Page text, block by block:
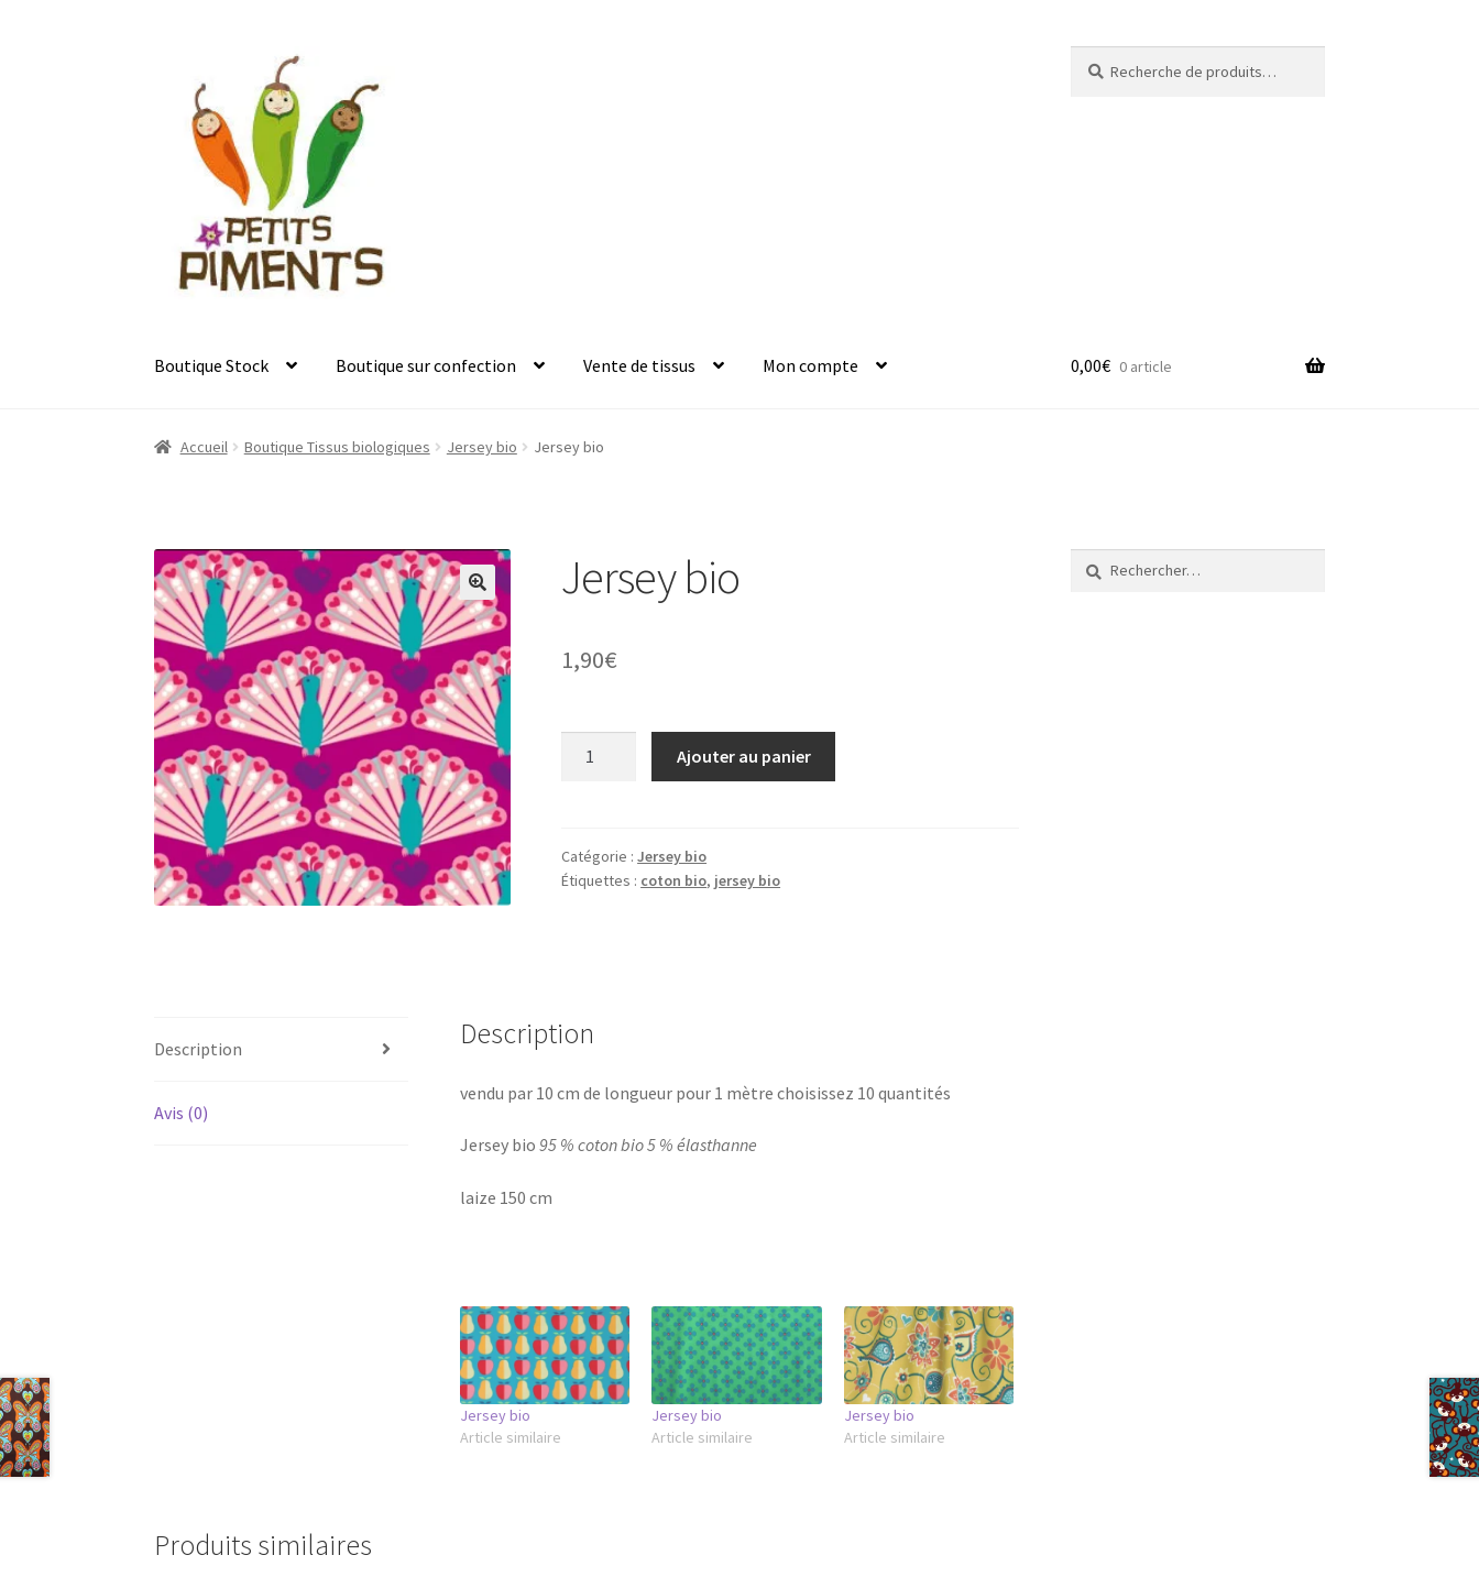
navigation
contenu
pour :
Boutique Stock Boutique sur confection Vente de tissus Mon compte 0,00€ 0 article
Accueil Boutique Tissus biologiques Jersey bio Jersey bio
Jersey bio
1,90€
Ajouter au panier
Catégorie :Jersey bio
Étiquettes : coton bio, jersey bio
Description
Avis (0)
Description
vendu par 10 cm de longueur pour 1 mètre choisissez 10 quantités
Jersey bio 95 % coton bio 5 % élasthanne
laize 150 cm
Jersey bio
Article similaire
Jersey bio
Article similaire
Jersey bio
Article similaire
Produits similaires
Rechercher :